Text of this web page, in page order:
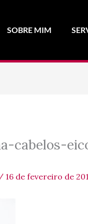
SOBRE MIM
cabelos-
/ 16 de fevereiro de